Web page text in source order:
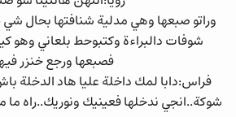
وراتو صبعها وهي مدلية شنافتها بحال
شوفات دالبراءة وكتبوحط بلعاني
فصبعها ورجع خنزر
فراس:دابا لمك داخلة عليا هاد الدخلة
شوكة..انجي ندخلها فعينيك ونوريك..راه ما